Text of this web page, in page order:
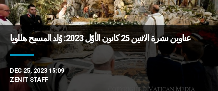
عناوين نشرة الاثنين 25 كانون الأوّل 2023: وُلد المسيح هللويا
DEC 25, 2023 15:09
ZENIT STAFF